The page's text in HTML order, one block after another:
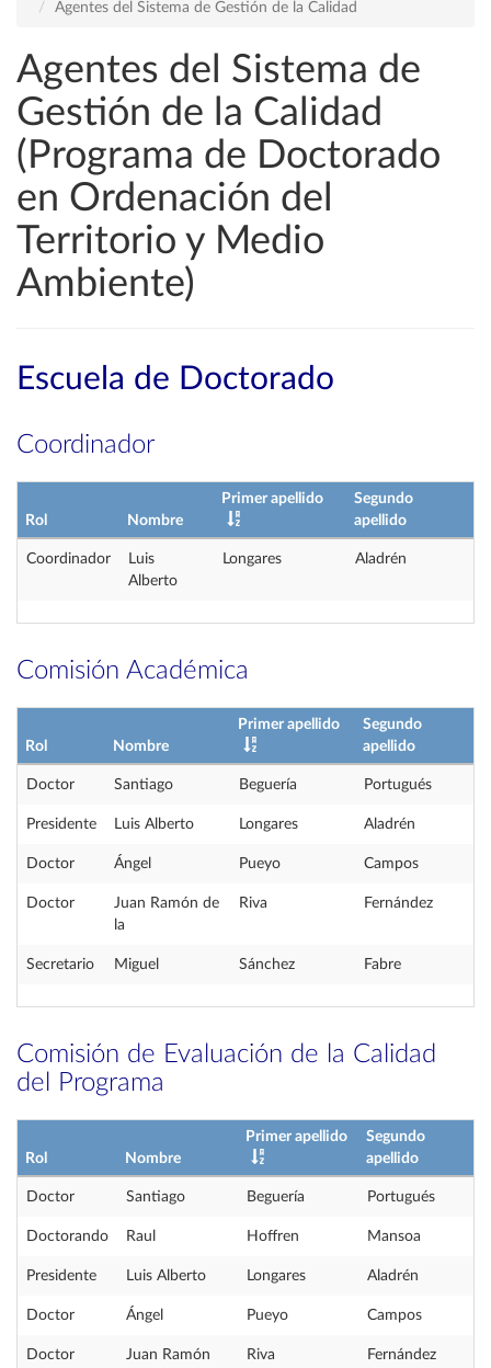
Agentes del Sistema de Gestión de la Calidad
Agentes del Sistema de
Gestión de la Calidad
(Programa de Doctorado
en Ordenación del
Territorio y Medio
Ambiente)
Escuela de Doctorado
Coordinador
Rol Nombre
Primer apellido
Segundo
apellido
Coordinador
Luis
Alberto
Longares Aladrén
Comisión Académica
Rol Nombre
Primer apellido
Segundo
apellido
Doctor Santiago Beguería Portugués
Presidente Luis Alberto Longares Aladrén
Doctor Ángel Pueyo Campos
Doctor
Juan Ramón de
la
Riva Fernández
Secretario Miguel Sánchez Fabre
Comisión de Evaluación de la Calidad
del Programa
Rol Nombre
Primer apellido
Segundo
apellido
Doctor Santiago Beguería Portugués
Doctorando Raul Hoffren Mansoa
Presidente Luis Alberto Longares Aladrén
Doctor Ángel Pueyo Campos
Doctor
Juan Ramón
Riva Fernández